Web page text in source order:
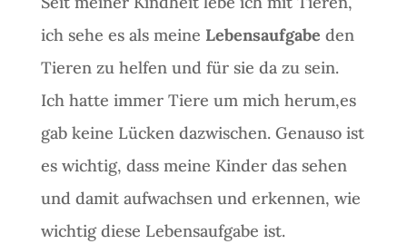
ich sehe es als meine Lebensaufgabe den
Tieren zu helfen und für sie da zu sein.
Ich hatte immer Tiere um mich herum,es
gab keine Lücken dazwischen. Genauso ist
es wichtig, dass meine Kinder das sehen
und damit aufwachsen und erkennen, wie
wichtig diese Lebensaufgabe ist.